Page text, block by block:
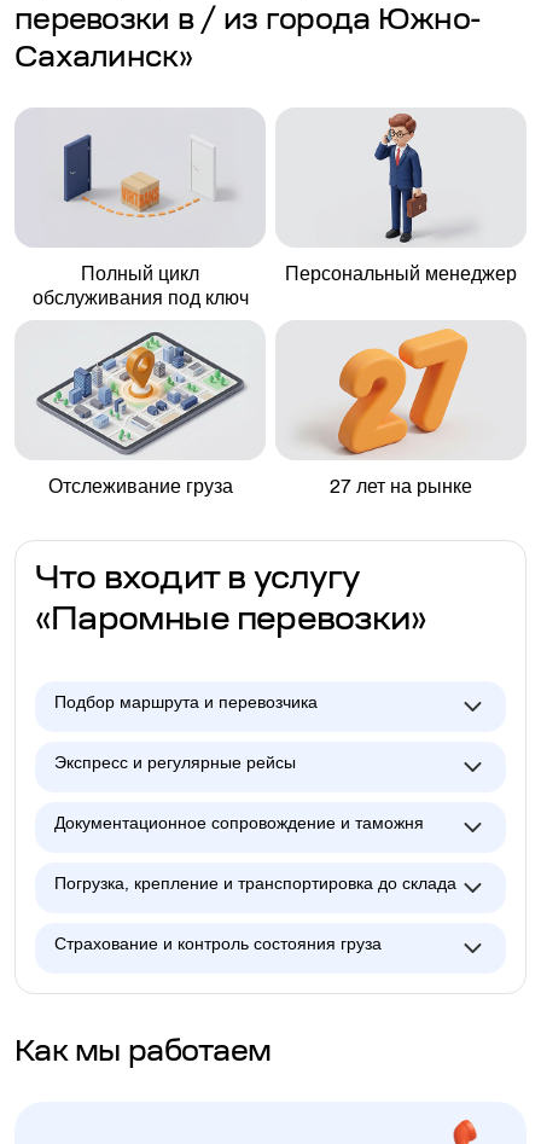
перевозки в / из города Южно-
Сахалинск»
Полный цикл
обслуживания под ключ
Персональный менеджер
Отслеживание груза 27 лет на рынке
Что входит в услугу
«Паромные перевозки»
Подбор маршрута и перевозчика
Экспресс и регулярные рейсы
Документационное сопровождение и таможня
Погрузка, крепление и транспортировка до склада
Страхование и контроль состояния груза
Как мы работаем